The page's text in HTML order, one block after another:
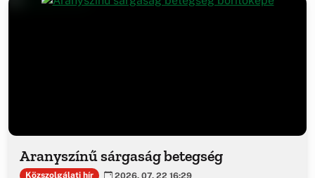
Aranyszínű sárgaság betegség
Közszolgálati hír 2026. 07. 22 16:29